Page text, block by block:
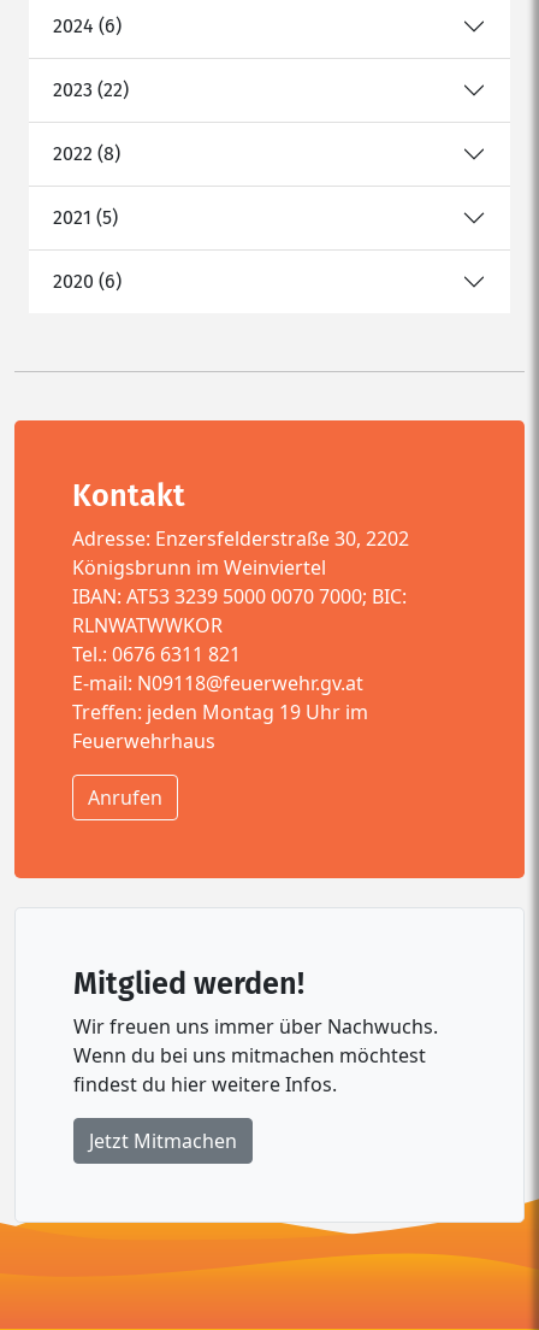
2024 (6)
2023 (22)
2022 (8)
2021 (5)
2020 (6)
Kontakt
Adresse: Enzersfelderstraße 30, 2202
Königsbrunn im Weinviertel
IBAN: AT53 3239 5000 0070 7000; BIC:
RLNWATWWKOR
Tel.: 0676 6311 821
E-mail: N09118@feuerwehr.gv.at
Treffen: jeden Montag 19 Uhr im
Feuerwehrhaus
Anrufen
Mitglied werden!
Wir freuen uns immer über Nachwuchs.
Wenn du bei uns mitmachen möchtest
findest du hier weitere Infos.
Jetzt Mitmachen